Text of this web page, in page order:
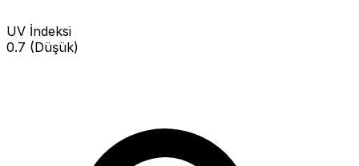
UV İndeksi
0.7 (Düşük)